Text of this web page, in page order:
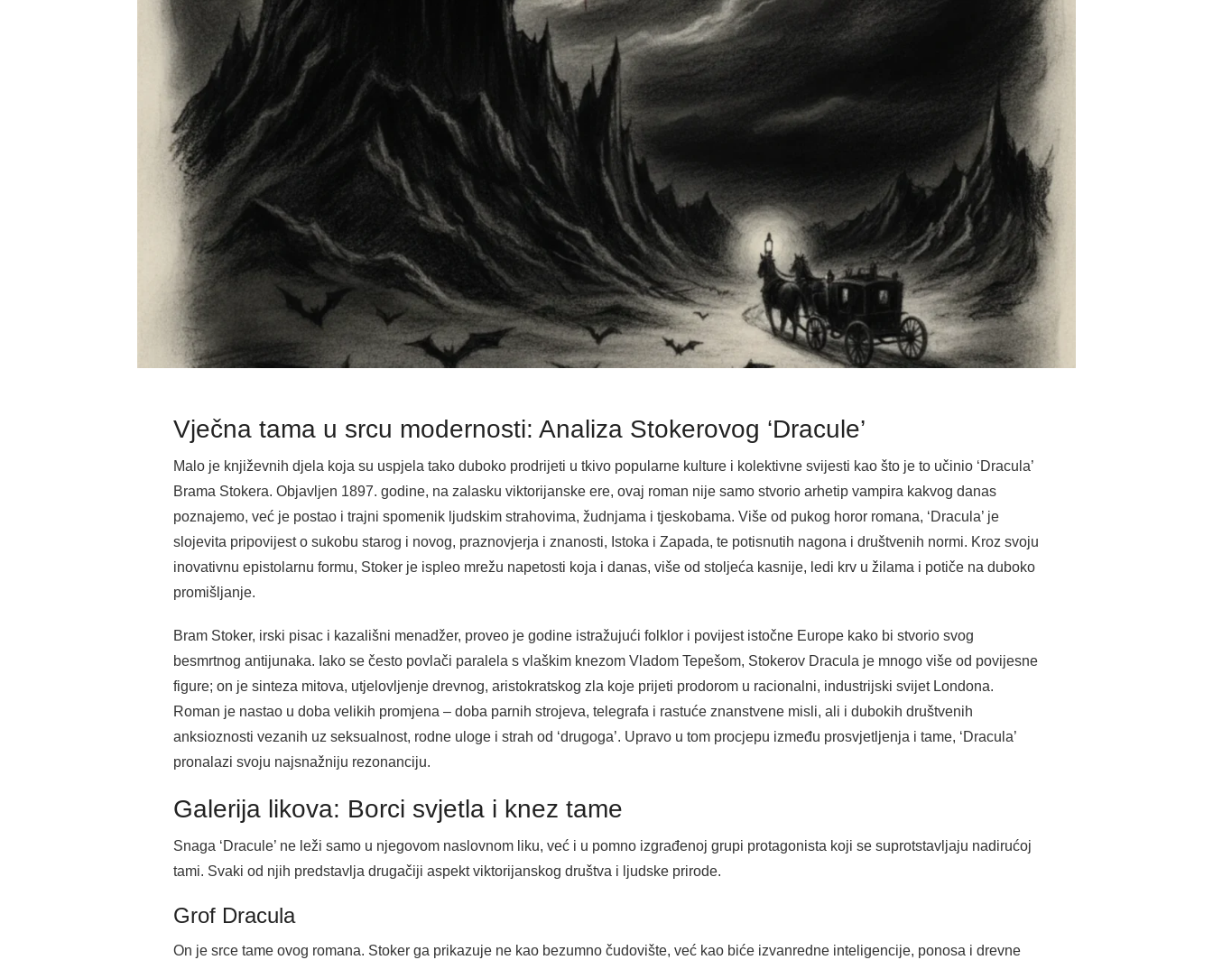
Vječna tama u srcu modernosti: Analiza Stokerovog ‘Dracule’
Malo je književnih djela koja su uspjela tako duboko prodrijeti u tkivo popularne kulture i kolektivne svijesti kao što je to učinio ‘Dracula’
Brama Stokera. Objavljen 1897. godine, na zalasku viktorijanske ere, ovaj roman nije samo stvorio arhetip vampira kakvog danas
poznajemo, već je postao i trajni spomenik ljudskim strahovima, žudnjama i tjeskobama. Više od pukog horor romana, ‘Dracula’ je
slojevita pripovijest o sukobu starog i novog, praznovjerja i znanosti, Istoka i Zapada, te potisnutih nagona i društvenih normi. Kroz svoju
inovativnu epistolarnu formu, Stoker je ispleo mrežu napetosti koja i danas, više od stoljeća kasnije, ledi krv u žilama i potiče na duboko
promišljanje.
Bram Stoker, irski pisac i kazališni menadžer, proveo je godine istražujući folklor i povijest istočne Europe kako bi stvorio svog
besmrtnog antijunaka. Iako se često povlači paralela s vlaškim knezom Vladom Tepešom, Stokerov Dracula je mnogo više od povijesne
figure; on je sinteza mitova, utjelovljenje drevnog, aristokratskog zla koje prijeti prodorom u racionalni, industrijski svijet Londona.
Roman je nastao u doba velikih promjena – doba parnih strojeva, telegrafa i rastuće znanstvene misli, ali i dubokih društvenih
anksioznosti vezanih uz seksualnost, rodne uloge i strah od ‘drugoga’. Upravo u tom procjepu između prosvjetljenja i tame, ‘Dracula’
pronalazi svoju najsnažniju rezonanciju.
Galerija likova: Borci svjetla i knez tame
Snaga ‘Dracule’ ne leži samo u njegovom naslovnom liku, već i u pomno izgrađenoj grupi protagonista koji se suprotstavljaju nadirućoj
tami. Svaki od njih predstavlja drugačiji aspekt viktorijanskog društva i ljudske prirode.
Grof Dracula
On je srce tame ovog romana. Stoker ga prikazuje ne kao bezumno čudovište, već kao biće izvanredne inteligencije, ponosa i drevne